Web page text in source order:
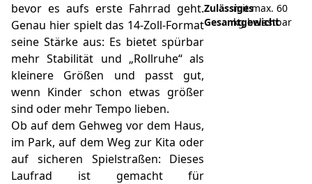
bevor es aufs erste Fahrrad geht.
Genau hier spielt das 14-Zoll-Format
seine Stärke aus: Es bietet spürbar
mehr Stabilität und „Rollruhe“ als
kleinere Größen und passt gut,
wenn Kinder schon etwas größer
sind oder mehr Tempo lieben.
Ob auf dem Gehweg vor dem Haus,
im Park, auf dem Weg zur Kita oder
auf sicheren Spielstraßen: Dieses
Laufrad ist gemacht für
Zulässiges
Gesamtgewicht
mit max. 60
kg belastbar